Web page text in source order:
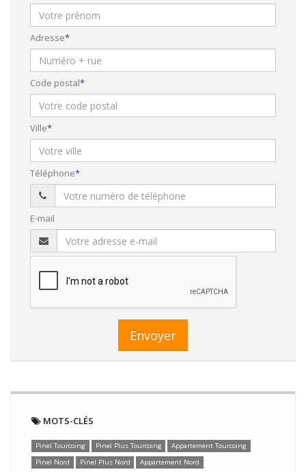
Adresse
Code postal
Ville
Téléphone
E-mail
Envoyer
MOTS-CLÉS
Pinel Tourcoing Pinel Plus Tourcoing
Appartement Tourcoing
Pinel Nord
Pinel Plus Nord Appartement Nord